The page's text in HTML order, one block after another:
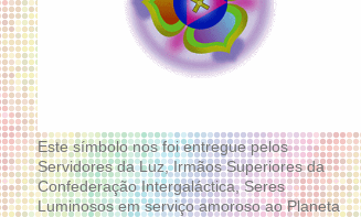
Este símbolo nos foi entregue pelos
Servidores da Luz, Irmãos Superiores da
Confederação Intergaláctica, Seres
Luminosos em serviço amoroso ao Planeta